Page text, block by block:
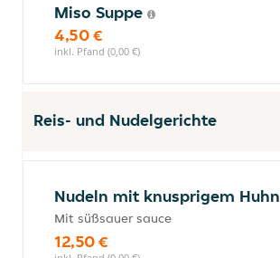
Miso Suppe
4,50 €
inkl. Pfand (0,00 €)
Reis- und Nudelgerichte
Nudeln mit knusprigem Huhn
Mit süßsauer sauce
12,50 €